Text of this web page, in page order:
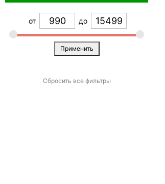
от до
Применить
Сбросить все фильтры